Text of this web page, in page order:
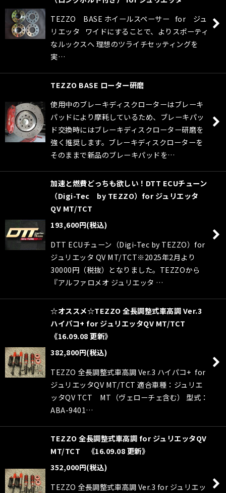
TEZZO BASE ホイールスペーサー for ジュ
リエッタ ワイドにすることで、よりスポーティ
なルックスへ 理想のツライチセッティングを
実…
TEZZO BASE ローター研磨
使用中のブレーキディスクローターはブレーキ
パッドにより摩耗しているため、ブレーキパッ
ド交換時にはブレーキディスクローター研磨を
強く推奨します。ブレーキディスクローターを
そのままで新品のブレーキパッドを…
加速と燃費どっちも欲しい！DTT ECUチューン
（Digi-Tec by TEZZO）for ジュリエッタ
QV MT/TCT
193,600円(税込)
DTT ECUチューン（Digi-Tec by TEZZO）for
ジュリエッタ QV MT/TCT※2025年2月より
30000円（税抜）となりました。TEZZOから
『アルファロメオ ジュリエッタ …
☆オススメ☆TEZZO 全長調整式車高調 Ver.3
ハイパコ+ for ジュリエッタQV MT/TCT
《16.09.08 更新》
382,800円(税込)
TEZZO 全長調整式車高調 Ver.3 ハイパコ+ for
ジュリエッタQV MT/TCT 適合車種：ジュリエ
ッタQV TCT MT（ヴェローチェ含む） 型式：
ABA-9401…
TEZZO 全長調整式車高調 for ジュリエッタQV
MT/TCT 《16.09.08 更新》
352,000円(税込)
TEZZO 全長調整式車高調 Ver.3 for ジュリエッ